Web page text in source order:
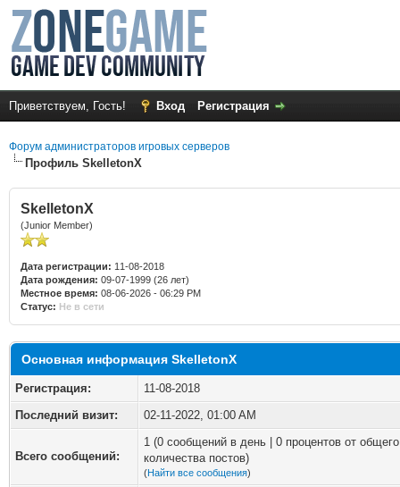
Приветствуем, Гость! Вход Регистрация
Форум администраторов игровых серверов
Профиль SkelletonX
SkelletonX
(Junior Member)
Дата регистрации: 11-08-2018
Дата рождения: 09-07-1999 (26 лет)
Местное время: 08-06-2026 - 06:29 PM
Статус: Не в сети
Основная информация SkelletonX
Регистрация:
11-08-2018
Последний визит:
02-11-2022, 01:00 AM
Всего сообщений:
1 (0 сообщений в день | 0 процентов от общего
количества постов)
(Найти все сообщения)